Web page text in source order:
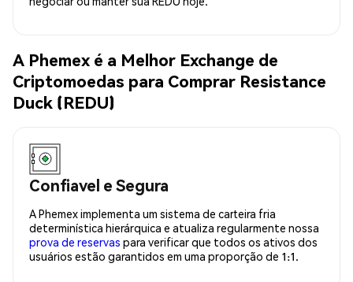
A Phemex é a Melhor Exchange de
Criptomoedas para Comprar Resistance
Duck (REDU)
Confiavel e Segura
A Phemex implementa um sistema de carteira fria
determinística hierárquica e atualiza regularmente nossa
prova de reservas para verificar que todos os ativos dos
usuários estão garantidos em uma proporção de 1:1.